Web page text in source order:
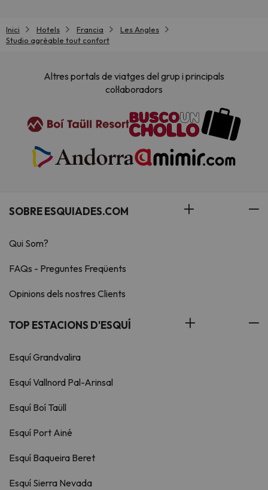
Inici Hotels Francia
Les Angles
Studio agréable tout confort
Altres portals de viatges del grup i principals
col·laboradors
SOBRE ESQUIADES.COM
Qui Som?
FAQs - Preguntes Freqüents
Opinions dels nostres Clients
TOP ESTACIONS D'ESQUÍ
Esquí Grandvalira
Esquí Vallnord Pal-Arinsal
Esquí Boí Taüll
Esquí Port Ainé
Esquí Baqueira Beret
Esquí Sierra Nevada